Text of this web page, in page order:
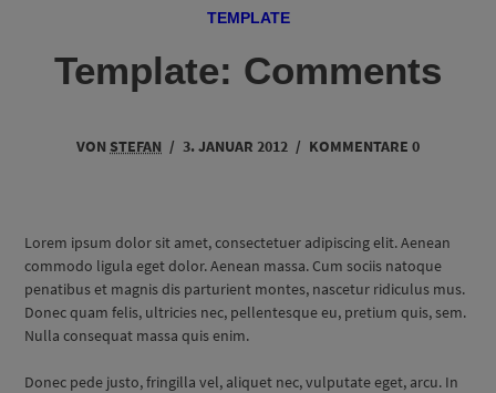
TEMPLATE
Template: Comments
VON STEFAN / 3. JANUAR 2012 / KOMMENTARE 0
Lorem ipsum dolor sit amet, consectetuer adipiscing elit. Aenean
commodo ligula eget dolor. Aenean massa. Cum sociis natoque
penatibus et magnis dis parturient montes, nascetur ridiculus mus.
Donec quam felis, ultricies nec, pellentesque eu, pretium quis, sem.
Nulla consequat massa quis enim.
Donec pede justo, fringilla vel, aliquet nec, vulputate eget, arcu. In